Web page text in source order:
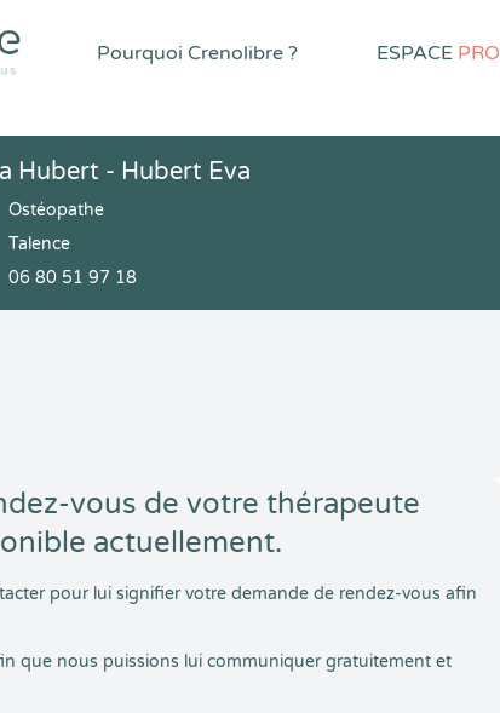
Pourquoi Crenolibre ? ESPACE PRO
Hubert - Hubert Eva
Ostéopathe
Talence
06 80 51 97 18
vous de votre thérapeute
actuellement.
pour lui signifier votre demande de rendez-vous afin
que nous puissions lui communiquer gratuitement et